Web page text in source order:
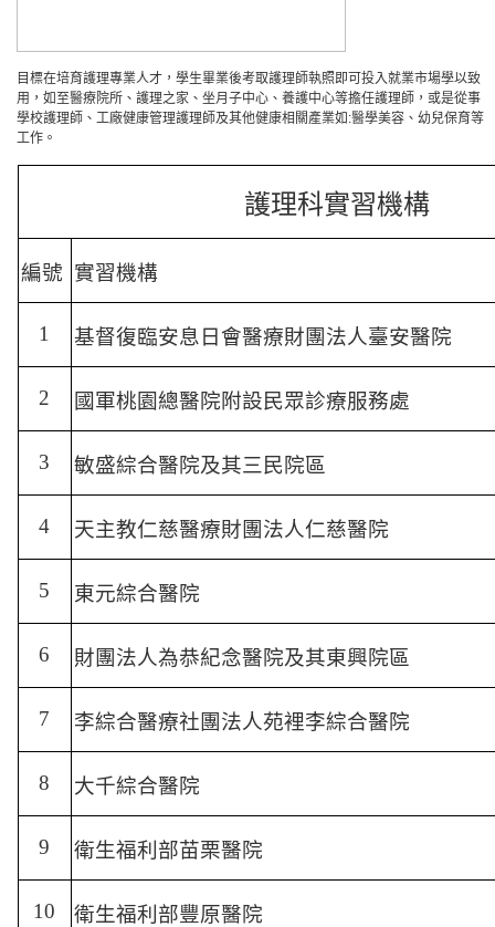
目標在培育護理專業人才，學生畢業後考取護理師執照即可投入就業市場學以致
用，如至醫療院所、護理之家、坐月子中心、養護中心等擔任護理師，或是從事
學校護理師、工廠健康管理護理師及其他健康相關產業如:醫學美容、幼兒保育等
工作。
護理科實習機構
編號 實習機構
1 基督復臨安息日會醫療財團法人臺安醫院
2 國軍桃園總醫院附設民眾診療服務處
3 敏盛綜合醫院及其三民院區
4 天主教仁慈醫療財團法人仁慈醫院
5 東元綜合醫院
6 財團法人為恭紀念醫院及其東興院區
7 李綜合醫療社團法人苑裡李綜合醫院
8 大千綜合醫院
9 衛生福利部苗栗醫院
10 衛生福利部豐原醫院